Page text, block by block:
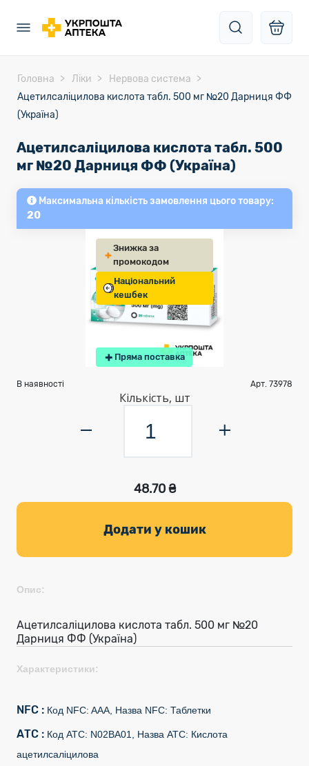
Головна Ліки
Нервова система
Ацетилсаліцилова кислота табл. 500 мг №20 Дарниця ФФ
(Україна)
Ацетилсаліцилова кислота табл. 500
мг №20 Дарниця ФФ (Україна)
Максимальна кількість замовлення цього товару:
20
Знижка за
промокодом
Національний
кешбек
Пряма поставка
В наявності Арт. 73978
Кількість, шт
48.70 ₴
Додати у кошик
Опис:
Ацетилсаліцилова кислота табл. 500 мг №20
Дарниця ФФ (Україна)
Характеристики:
NFC : Код NFC: AAA, Назва NFC: Таблетки
АТС : Код АТС: N02BA01, Назва АТС: Кислота
ацетилсаліцилова